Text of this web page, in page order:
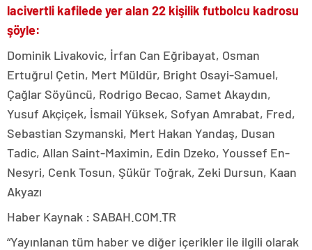
lacivertli kafilede yer alan 22 kişilik futbolcu kadrosu
şöyle:
Dominik Livakovic, İrfan Can Eğribayat, Osman
Ertuğrul Çetin, Mert Müldür, Bright Osayi-Samuel,
Çağlar Söyüncü, Rodrigo Becao, Samet Akaydın,
Yusuf Akçiçek, İsmail Yüksek, Sofyan Amrabat, Fred,
Sebastian Szymanski, Mert Hakan Yandaş, Dusan
Tadic, Allan Saint-Maximin, Edin Dzeko, Youssef En-
Nesyri, Cenk Tosun, Şükür Toğrak, Zeki Dursun, Kaan
Akyazı
Haber Kaynak : SABAH.COM.TR
“Yayınlanan tüm haber ve diğer içerikler ile ilgili olarak